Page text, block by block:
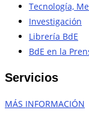
Tecnología,
Investigación
Librería BdE
BdE en la
Servicios
MÁS INFORMACIÓN